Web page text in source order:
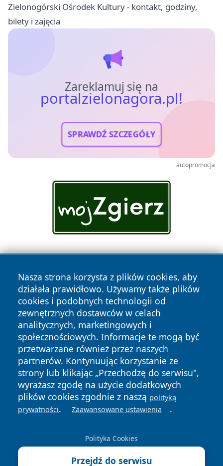
Zielonogórski Ośrodek Kultury - kontakt, godziny,
bilety i zajęcia
Zareklamuj się na
portalzielonagora.pl!
SPRAWDŹ SZCZEGÓŁY
autopromocja
Nasza strona korzysta z plików cookies, aby
działała prawidłowo. Używamy także plików
cookies i podobnych technologii od
zewnętrznych dostawców w celach
analitycznych, marketingowych i
społecznościowych. Informacje te mogą być
przetwarzane również przez naszych
partnerów. Kontynuując korzystanie ze
strony lub klikając „Przechodzę do serwisu",
wyrażasz zgodę na użycie dodatkowych
plików cookies zgodnie z naszą polityką
prywatności. Zaawansowane ustawienia .
Polityka Cookies
Przejdź do serwisu
Copyright © 2026 portalzielonagora.pl Wszystkie prawa
zastrzeżone.
News Autorzy
Polityka
Prywatności
Polityka
Cookies